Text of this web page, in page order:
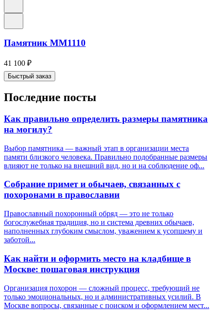
Памятник ММ1110
41 100 ₽
Быстрый заказ
Последние посты
Как правильно определить размеры памятника
на могилу?
Выбор памятника — важный этап в организации места
памяти близкого человека. Правильно подобранные размеры
влияют не только на внешний вид, но и на соблюдение оф...
Собрание примет и обычаев, связанных с
похоронами в православии
Православный похоронный обряд — это не только
богослужебная традиция, но и система древних обычаев,
наполненных глубоким смыслом, уважением к усопшему и
заботой...
Как найти и оформить место на кладбище в
Москве: пошаговая инструкция
Организация похорон — сложный процесс, требующий не
только эмоциональных, но и административных усилий. В
Москве вопросы, связанные с поиском и оформлением мест...